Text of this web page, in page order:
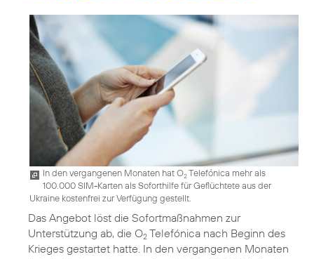
In den vergangenen Monaten hat O2Telefónica mehr als
100.000 SIM-Karten als Soforthilfe für Geflüchtete aus der
Ukraine kostenfrei zur Verfügung gestellt.
Das Angebot löst die Sofortmaßnahmen zur
Unterstützung ab, die O2 Telefónica nach Beginn des
Krieges gestartet hatte. In den vergangenen Monaten